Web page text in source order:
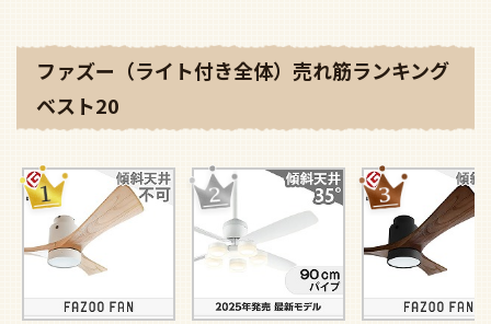
ファズー（ライト付き全体）売れ筋ランキング
ベスト20